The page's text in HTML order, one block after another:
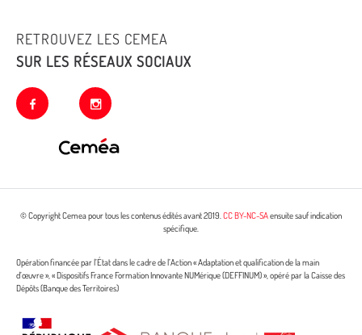
RETROUVEZ LES CEMEA
SUR LES RÉSEAUX SOCIAUX
facebook instagram
© Copyright Cemea pour tous les contenus édités avant 2019.CC BY-NC-SAensuite sauf indication
spécifique.
Opération financée par l’État dans le cadre de l’Action « Adaptation et qualification de la main
d’œuvre », « Dispositifs France Formation Innovante NUMérique (DEFFINUM) », opéré par la Caisse des
Dépôts (Banque des Territoires)